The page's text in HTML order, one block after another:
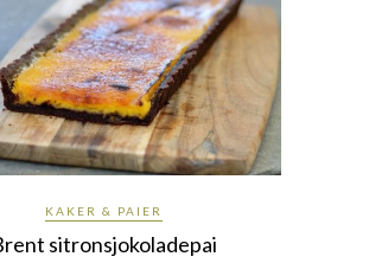
KAKER & PAIER
sitronsjokoladepai